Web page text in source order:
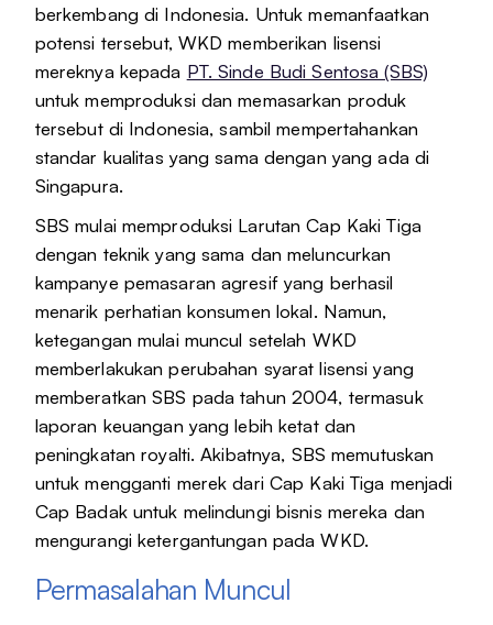
berkembang di Indonesia. Untuk memanfaatkan
potensi tersebut, WKD memberikan lisensi
mereknya kepada PT. Sinde Budi Sentosa (SBS)
untuk memproduksi dan memasarkan produk
tersebut di Indonesia, sambil mempertahankan
standar kualitas yang sama dengan yang ada di
Singapura.
SBS mulai memproduksi Larutan Cap Kaki Tiga
dengan teknik yang sama dan meluncurkan
kampanye pemasaran agresif yang berhasil
menarik perhatian konsumen lokal. Namun,
ketegangan mulai muncul setelah WKD
memberlakukan perubahan syarat lisensi yang
memberatkan SBS pada tahun 2004, termasuk
laporan keuangan yang lebih ketat dan
peningkatan royalti. Akibatnya, SBS memutuskan
untuk mengganti merek dari Cap Kaki Tiga menjadi
Cap Badak untuk melindungi bisnis mereka dan
mengurangi ketergantungan pada WKD.
Permasalahan Muncul